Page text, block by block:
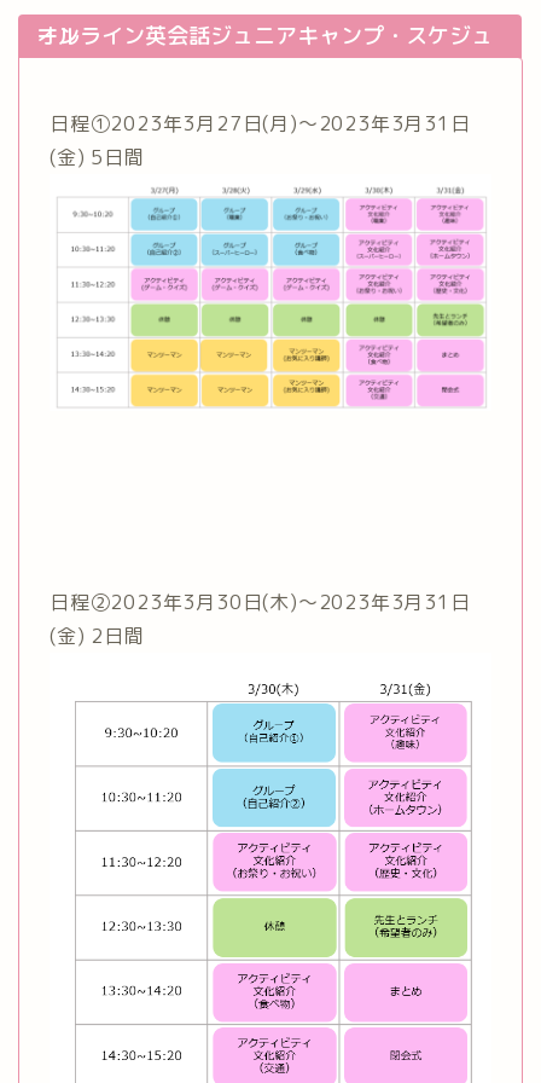
オンライン英会話ジュニアキャンプ・スケジュール
日程①2023年3月27日(月)～2023年3月31日
(金) 5日間
日程②2023年3月30日(木)～2023年3月31日
(金) 2日間